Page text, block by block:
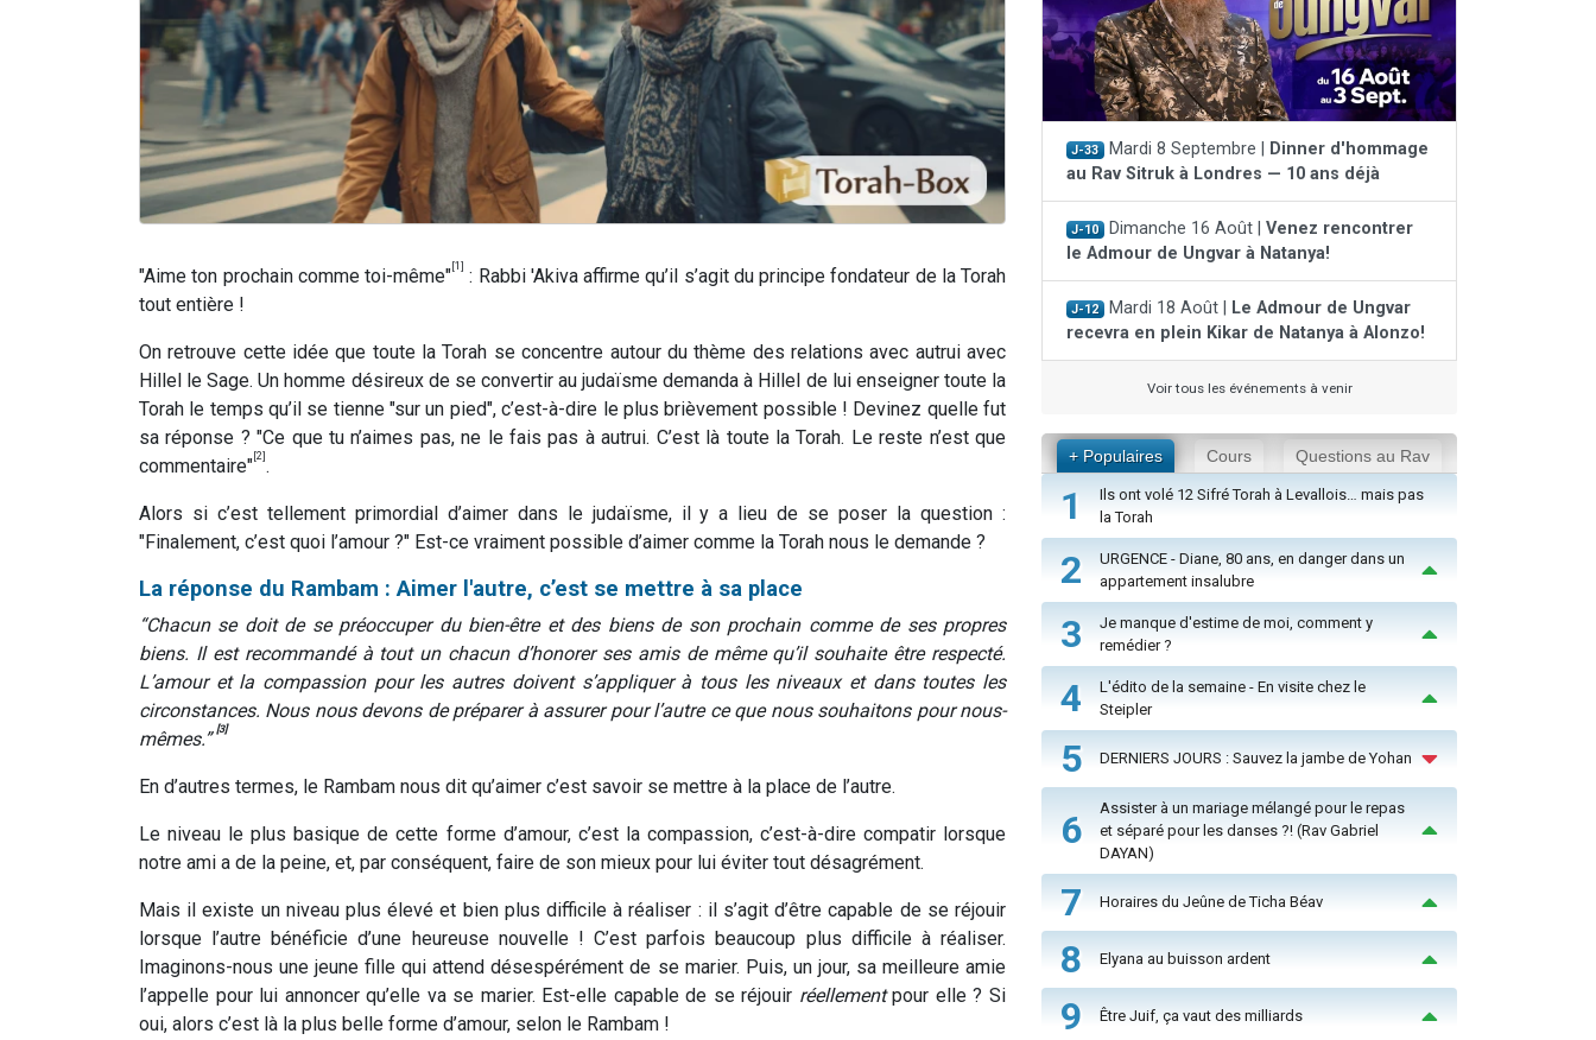
"Aime ton prochain comme toi-même" [1] : Rabbi 'Akiva affirme qu’il s’agit du principe fondateur de la Torah
tout entière !
On retrouve cette idée que toute la Torah se concentre autour du thème des relations avec autrui avec
Hillel le Sage. Un homme désireux de se convertir au judaïsme demanda à Hillel de lui enseigner toute la
Torah le temps qu’il se tienne "sur un pied", c’est-à-dire le plus brièvement possible ! Devinez quelle fut
sa réponse ? "Ce que tu n’aimes pas, ne le fais pas à autrui. C’est là toute la Torah. Le reste n’est que
commentaire" [2] .
Alors si c’est tellement primordial d’aimer dans le judaïsme, il y a lieu de se poser la question :
"Finalement, c’est quoi l’amour ?" Est-ce vraiment possible d’aimer comme la Torah nous le demande ?
La réponse du Rambam : Aimer l'autre, c’est se mettre à sa place
“Chacun se doit de se préoccuper du bien-être et des biens de son prochain comme de ses propres
biens. Il est recommandé à tout un chacun d’honorer ses amis de même qu’il souhaite être respecté.
L’amour et la compassion pour les autres doivent s’appliquer à tous les niveaux et dans toutes les
circonstances. Nous nous devons de préparer à assurer pour l’autre ce que nous souhaitons pour nous-
mêmes.” [3]
En d’autres termes, le Rambam nous dit qu’aimer c’est savoir se mettre à la place de l’autre.
Le niveau le plus basique de cette forme d’amour, c’est la compassion, c’est-à-dire compatir lorsque
notre ami a de la peine, et, par conséquent, faire de son mieux pour lui éviter tout désagrément.
Mais il existe un niveau plus élevé et bien plus difficile à réaliser : il s’agit d’être capable de se réjouir
lorsque l’autre bénéficie d’une heureuse nouvelle ! C’est parfois beaucoup plus difficile à réaliser.
Imaginons-nous une jeune fille qui attend désespérément de se marier. Puis, un jour, sa meilleure amie
l’appelle pour lui annoncer qu’elle va se marier. Est-elle capable de se réjouir réellementpour elle ? Si
oui, alors c’est là la plus belle forme d’amour, selon le Rambam !
J-33 Mardi 8 Septembre |
Dinner d'hommage
au Rav Sitruk à Londres — 10 ans déjà
J-10 Dimanche 16 Août | Venez rencontrer
le Admour de Ungvar à Natanya!
J-12 Mardi 18 Août |
Le Admour de Ungvar
recevra en plein Kikar de Natanya à Alonzo!
Voir tous les événements à venir
+ Populaires Cours Questions au Rav
1
Ils ont volé 12 Sifré Torah à Levallois… mais pas
la Torah
2
URGENCE - Diane, 80 ans, en danger dans un
appartement insalubre
3
Je manque d'estime de moi, comment y
remédier ?
4
L'édito de la semaine - En visite chez le
Steipler
5 DERNIERS JOURS : Sauvez la jambe de Yohan
6
Assister à un mariage mélangé pour le repas
et séparé pour les danses ?! (Rav Gabriel
DAYAN)
7 Horaires du Jeûne de Ticha Béav
8 Elyana au buisson ardent
9 Être Juif, ça vaut des milliards